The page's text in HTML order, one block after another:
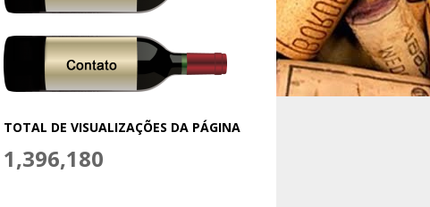
TOTAL DE VISUALIZAÇÕES DA PÁGINA
1,396,180